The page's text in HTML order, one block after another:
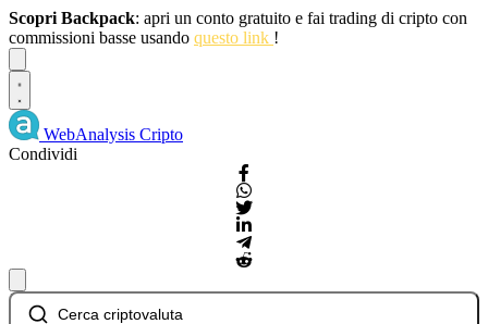
Scopri Backpack: apri un conto gratuito e fai trading di cripto con
commissioni basse usando questo link !
WebAnalysis Cripto
Condividi
Cerca criptovaluta